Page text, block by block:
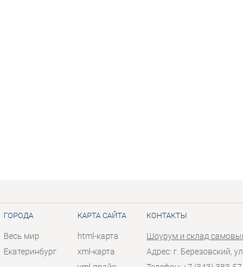
ГОРОДА
Весь мир
Екатеринбург
КАРТА САЙТА
html-карта
xml-карта
КОНТАКТЫ
Шоурум и склад
Адрес: г. Березовский,